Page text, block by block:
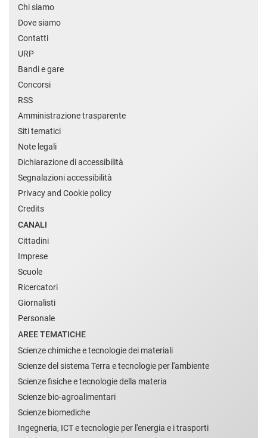
Chi siamo
Dove siamo
Contatti
URP
Bandi e gare
Concorsi
RSS
Amministrazione trasparente
Siti tematici
Note legali
Dichiarazione di accessibilità
Segnalazioni accessibilità
Privacy and Cookie policy
Credits
CANALI
Cittadini
Imprese
Scuole
Ricercatori
Giornalisti
Personale
AREE TEMATICHE
Scienze chimiche e tecnologie dei materiali
Scienze del sistema Terra e tecnologie per l'ambiente
Scienze fisiche e tecnologie della materia
Scienze bio-agroalimentari
Scienze biomediche
Ingegneria, ICT e tecnologie per l'energia e i trasporti